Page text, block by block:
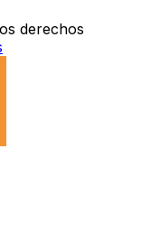
derechos